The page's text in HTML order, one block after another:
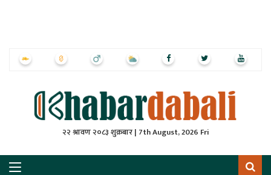
२२ श्रावण २०८३ शुक्रबार | 7th August, 2026 Fri